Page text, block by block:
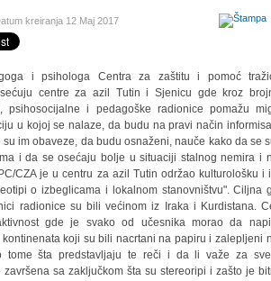
kreiranja 12 Maj 2017
i psihologa Centra za zaštitu i pomoć
centre za azil Tutin i Sjenicu gde kroz
psihosocijalne i pedagoške radionice pomažu
u kojoj se nalaze, da budu na pravi način
im obaveze, da budu osnaženi, nauče kako da se
i da se osećaju bolje u situaciji stalnog nemira i
CZA je u centru za azil Tutin održao kulturološku i
o izbeglicama i lokalnom stanovništvu". Ciljna
radionice su bili većinom iz Iraka i Kurdistana.
gde je svako od učesnika morao da
koji su bili nacrtani na papiru i zalepljeni
tome šta predstavljaju te reči i da li važe za sve
završena sa zaključkom šta su stereoripi i zašto je